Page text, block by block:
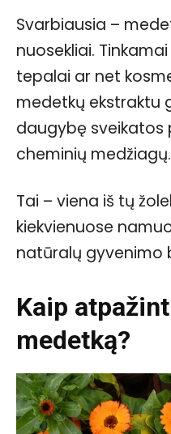
Svarbiausia –
nuosekliai.
tepalai ar net
medetkų ekstraktu
daugybę sveikatos
cheminių medžiagų.
Tai – viena iš tų
kiekvienuose
natūralų gyvenimo
Kaip
medetką?